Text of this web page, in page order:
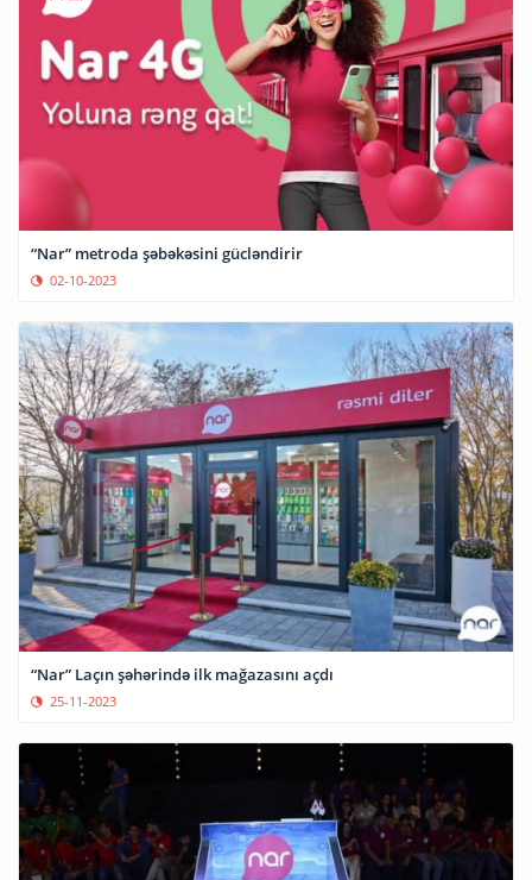
“Nar” metroda şəbəkəsini gücləndirir
02-10-2023
“Nar” Laçın şəhərində ilk mağazasını açdı
25-11-2023